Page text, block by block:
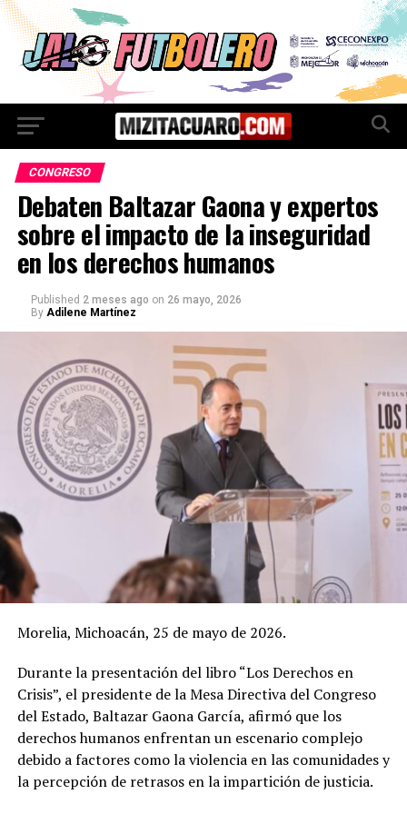
CONGRESO
Debaten Baltazar Gaona y expertos
sobre el impacto de la inseguridad
en los derechos humanos
Published 2 meses ago on 26 mayo, 2026
By Adilene Martínez
Morelia, Michoacán, 25 de mayo de 2026.
Durante la presentación del libro “Los Derechos en
Crisis”, el presidente de la Mesa Directiva del Congreso
del Estado, Baltazar Gaona García, afirmó que los
derechos humanos enfrentan un escenario complejo
debido a factores como la violencia en las comunidades y
la percepción de retrasos en la impartición de justicia.